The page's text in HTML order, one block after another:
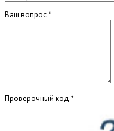
Ваш вопрос*
Проверочный код *